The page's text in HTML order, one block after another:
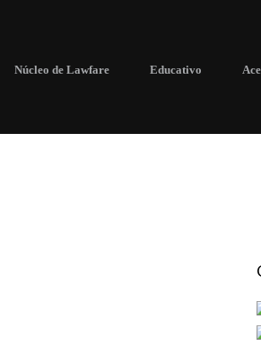
Núcleo de Lawfare Educativo